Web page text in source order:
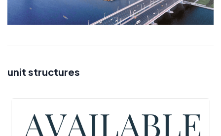
unit structures